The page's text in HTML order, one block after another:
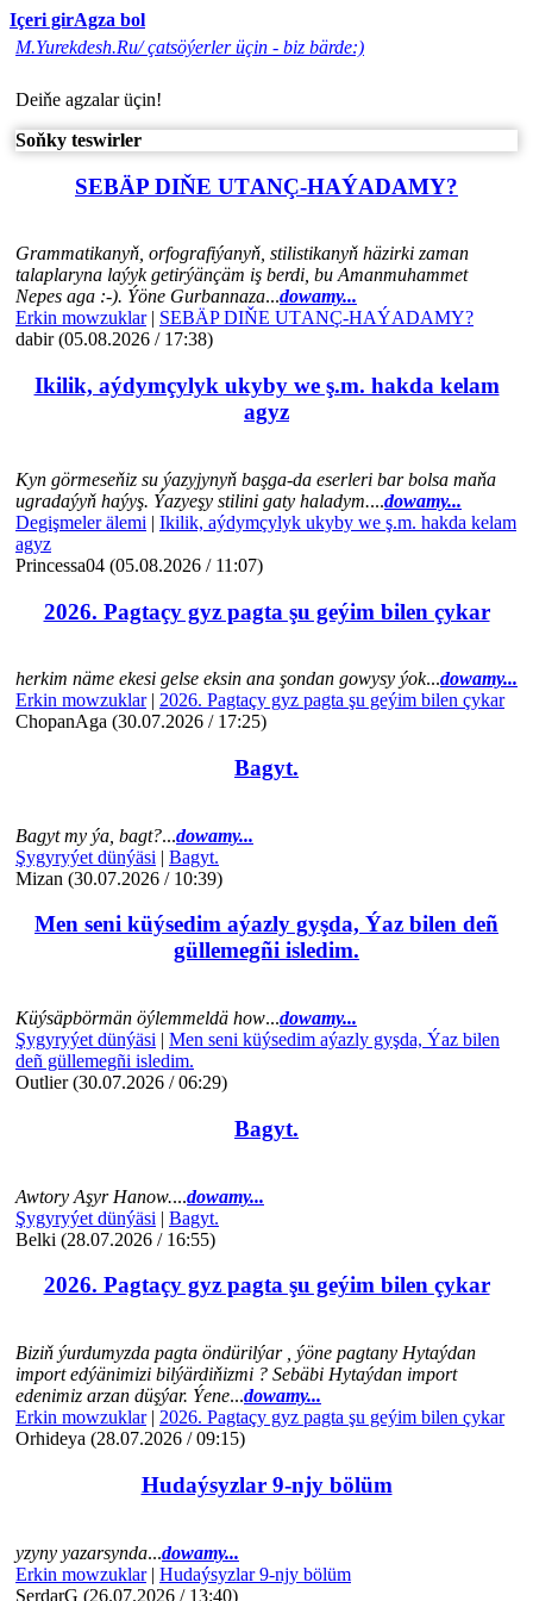
Içeri girAgza bol
M.Yurekdesh.Ru/ çatsöýerler üçin - biz bärde:)
Deiňe agzalar üçin!
Soňky teswirler
SEBÄP DIŇE UTАNÇ-HАÝADАMY?
Grammatikanyň, orfografiýanyň, stilistikanyň häzirki zaman
talaplaryna laýyk getirýänçäm iş berdi, bu Amanmuhammet
Nepes aga :-). Ýöne Gurbannaza...dowamy...
Erkin mowzuklar| SEBÄP DIŇE UTАNÇ-HАÝADАMY?
dabir (05.08.2026 / 17:38)
Ikilik, aýdymçylyk ukyby we ş.m. hakda kelam
agyz
Kyn görmeseňiz su ýazyjynyň başga-da eserleri bar bolsa maňa
ugradaýyň haýyş. Ýazyeşy stilini gaty haladym....dowamy...
Degişmeler älemi | Ikilik, aýdymçylyk ukyby we ş.m. hakda kelam
agyz
Princessa04 (05.08.2026 / 11:07)
2026. Pagtaçy gyz pagta şu geýim bilen çykar
herkim näme ekesi gelse eksin ana şondan gowysy ýok...dowamy...
Erkin mowzuklar| 2026. Pagtaçy gyz pagta şu geýim bilen çykar
ChopanAga (30.07.2026 / 17:25)
Bagyt.
Bagyt my ýa, bagt?...dowamy...
Şygyryýet dünýäsi | Bagyt.
Mizan (30.07.2026 / 10:39)
Men seni küýsedim aýazly gyşda, Ýaz bilen deñ
güllemegñi isledim.
Küýsäpbörmän öýlemmeldä how...dowamy...
Şygyryýet dünýäsi | Men seni küýsedim aýazly gyşda, Ýaz bilen
deñ güllemegñi isledim.
Outlier (30.07.2026 / 06:29)
Bagyt.
Awtory Aşyr Hanow....dowamy...
Şygyryýet dünýäsi | Bagyt.
Belki (28.07.2026 / 16:55)
2026. Pagtaçy gyz pagta şu geýim bilen çykar
Biziň ýurdumyzda pagta öndürilýar , ýöne pagtany Hytaýdan
import edýänimizi bilýärdiňizmi ? Sebäbi Hytaýdan import
edenimiz arzan düşýar. Ýene...dowamy...
Erkin mowzuklar| 2026. Pagtaçy gyz pagta şu geýim bilen çykar
Orhideya (28.07.2026 / 09:15)
Hudaýsyzlar 9-njy bölüm
yzyny yazarsynda...dowamy...
Erkin mowzuklar| Hudaýsyzlar 9-njy bölüm
SerdarG (26.07.2026 / 13:40)